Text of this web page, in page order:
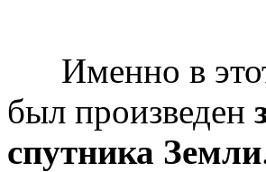
Именно в
был произведен
спутника Земли